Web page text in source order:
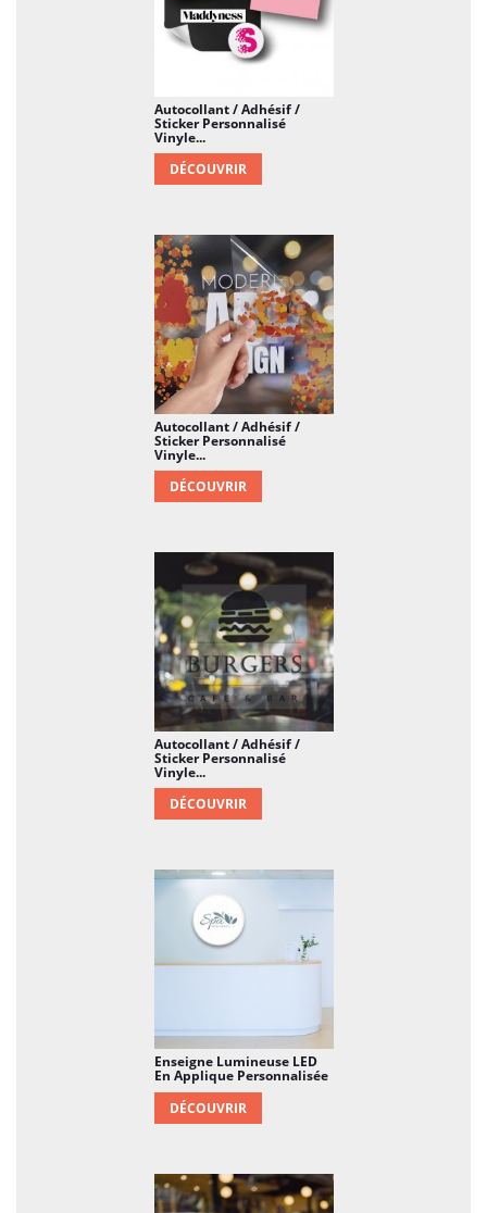
vos idées et de votre identité, capable d'attirer
l'attention et de susciter l'intérêt grâce à sa
Autocollant / Adhésif /
Sticker Personnalisé
Vinyle...
DÉCOUVRIR
Autocollant / Adhésif /
Sticker Personnalisé
Vinyle...
DÉCOUVRIR
Autocollant / Adhésif /
Sticker Personnalisé
Vinyle...
DÉCOUVRIR
Enseigne Lumineuse LED
En Applique Personnalisée
DÉCOUVRIR